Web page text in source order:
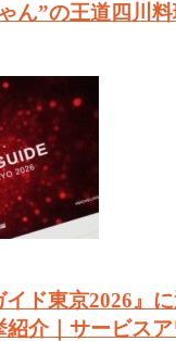
ん”の王道四川
イド東京2026』
紹介｜サービス